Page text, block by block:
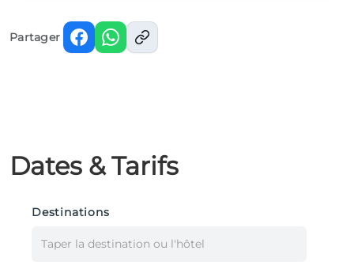
Partager
Dates & Tarifs
Destinations
Taper la destination ou l'hôtel